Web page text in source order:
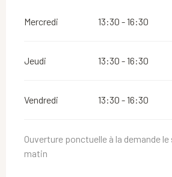
Mercredi 13:30 - 16:30
Jeudi 13:30 - 16:30
Vendredi 13:30 - 16:30
Ouverture ponctuelle à la demande
matin